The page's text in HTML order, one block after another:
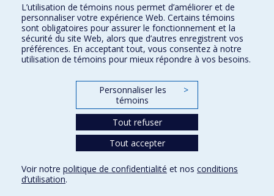
Inven_T
Consortium Santé Numérique
Place aux Premiers Peuples
Conditions d’utilisation
L’utilisation de témoins nous permet d’améliorer et de
personnaliser votre expérience Web. Certains témoins
sont obligatoires pour assurer le fonctionnement et la
sécurité du site Web, alors que d’autres enregistrent vos
préférences. En acceptant tout, vous consentez à notre
utilisation de témoins pour mieux répondre à vos besoins.
Personnaliser les
témoins
>
Tout refuser
Tout accepter
Voir notre politique de confidentialité et nos conditions
d’utilisation.